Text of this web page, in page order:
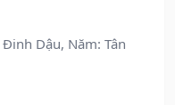
Dậu, Năm: Tân